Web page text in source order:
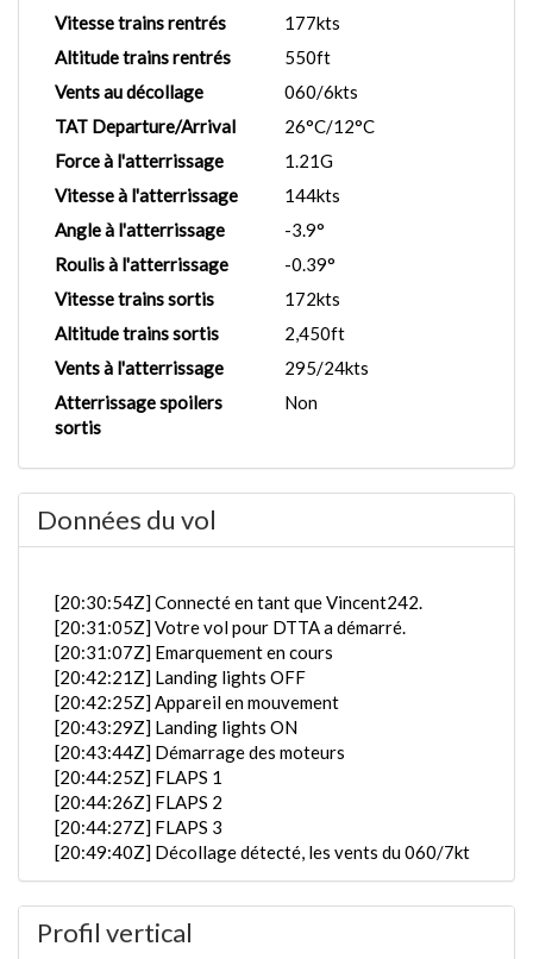
Vitesse trains rentrés
177kts
Altitude trains rentrés
550ft
Vents au décollage
060/6kts
TAT Departure/Arrival
26°C/12°C
Force à l'atterrissage
1.21G
Vitesse à l'atterrissage
144kts
Angle à l'atterrissage
-3.9°
Roulis à l'atterrissage
-0.39°
Vitesse trains sortis
172kts
Altitude trains sortis
2,450ft
Vents à l'atterrissage
295/24kts
Atterrissage spoilers
sortis
Non
Données du vol
[20:30:54Z] Connecté en tant que Vincent242.
[20:31:05Z] Votre vol pour DTTA a démarré.
[20:31:07Z] Emarquement en cours
[20:42:21Z] Landing lights OFF
[20:42:25Z] Appareil en mouvement
[20:43:29Z] Landing lights ON
[20:43:44Z] Démarrage des moteurs
[20:44:25Z] FLAPS 1
[20:44:26Z] FLAPS 2
[20:44:27Z] FLAPS 3
[20:49:40Z] Décollage détecté, les vents du 060/7kt
[20:50:06Z] En partange de HECA, KIAS 163kts /
1.04G / tangage -7.89° / roulis 0.3° / VS 72FPM /
HDG 050°
Profil vertical